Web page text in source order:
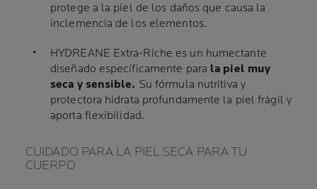
protege a la piel de los daños que causa la
inclemencia de los elementos.
HYDREANE Extra-Riche es un humectante
diseñado específicamente para la piel muy
seca y sensible. Su fórmula nutritiva y
protectora hidrata profundamente la piel frágil y
aporta flexibilidad.
CUIDADO PARA LA PIEL SECA PARA TU
CUERPO